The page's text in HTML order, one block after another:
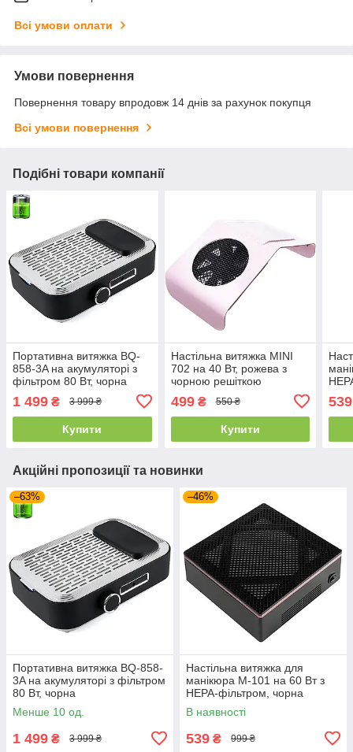
Всі умови оплати
Умови повернення
Повернення товару впродовж 14 днів за рахунок покупця
Всі умови повернення
Подібні товари компанії
Портативна витяжка BQ-
858-3A на акумуляторі з
фільтром 80 Вт, чорна
1 499 ₴ 3 999 ₴
Купити
Настільна витяжка MINI
702 на 40 Вт, рожева з
чорною решіткою
499₴ 550 ₴
Купити
539
Акційні пропозиції та новинки
–63%
Портативна витяжка BQ-858-
3A на акумуляторі з фільтром
80 Вт, чорна
Менше 10 од.
1 499 ₴ 3 999 ₴
–46%
Настільна витяжка для
манікюра M-101 на 60 Вт з
НЕРА-фільтром, чорна
В наявності
539 ₴ 999 ₴